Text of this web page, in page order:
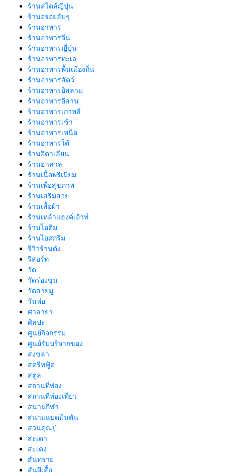
ร้านสไตล์ญี่ปุ่น
ร้านอร่อยลับๆ
ร้านอาหาร
ร้านอาหารจีน
ร้านอาหารญี่ปุ่น
ร้านอาหารทะเล
ร้านอาหารพื้นเมืองถิ่น
ร้านอาหารสัตว์
ร้านอาหารอิสลาม
ร้านอาหารอีสาน
ร้านอาหารเกาหลี
ร้านอาหารเช้า
ร้านอาหารเหนือ
ร้านอาหารใต้
ร้านอิตาเลียน
ร้านฮาลาล
ร้านเนื้อพรีเมียม
ร้านเพื่อสุขภาพ
ร้านเสริมสวย
ร้านเสื้อผ้า
ร้านเหล้าแฮงค์เอ้าท์
ร้านไอติม
ร้านไอศกรีม
รีวิวร้านดัง
รีสอร์ท
วัด
วัดร่องขุ่น
วัดสายมู
วันพ่อ
ศาลายา
ศิลปะ
ศูนย์กิจกรรม
ศูนย์รับบริจากของ
สงขลา
สตรีทฟู้ด
สตูล
สถานที่ท่อง
สถานที่ท่องเที่ยว
สนามกีฬา
สนามแบดมินตัน
สวนคุณปู่
สะเดา
สะเตง
สันทราย
สันผีเสื้อ